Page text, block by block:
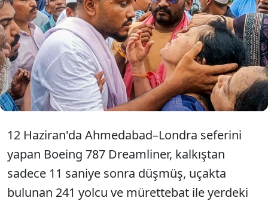
ölümüyle sonuçlanan Air India uçağından mucize
eseri sağ kurtulan tek yolcu olan 39 yaşındaki
Vishwash Kumar Ramesh, kazadan dört ay sonra
hâlâ kabuslarla yaşıyor. Kazada kardeşini de
kaybeden Ramesh, karısı ve çocuğuyla dahi
konuşamıyor.
12 Haziran'da Ahmedabad–Londra seferini
yapan Boeing 787 Dreamliner, kalkıştan
sadece 11 saniye sonra düşmüş, uçakta
bulunan 241 yolcu ve mürettebat ile yerdeki